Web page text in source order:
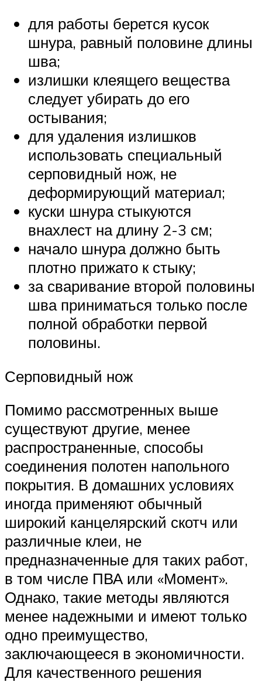
для работы берется кусок
шнура, равный половине длины
шва;
излишки клеящего вещества
следует убирать до его
остывания;
для удаления излишков
использовать специальный
серповидный нож, не
деформирующий материал;
куски шнура стыкуются
внахлест на длину 2-3 см;
начало шнура должно быть
плотно прижато к стыку;
за сваривание второй половины
шва приниматься только после
полной обработки первой
половины.
Серповидный нож
Помимо рассмотренных выше
существуют другие, менее
распространенные, способы
соединения полотен напольного
покрытия. В домашних условиях
иногда применяют обычный
широкий канцелярский скотч или
различные клеи, не
предназначенные для таких работ,
в том числе ПВА или «Момент».
Однако, такие методы являются
менее надежными и имеют только
одно преимущество,
заключающееся в экономичности.
Для качественного решения